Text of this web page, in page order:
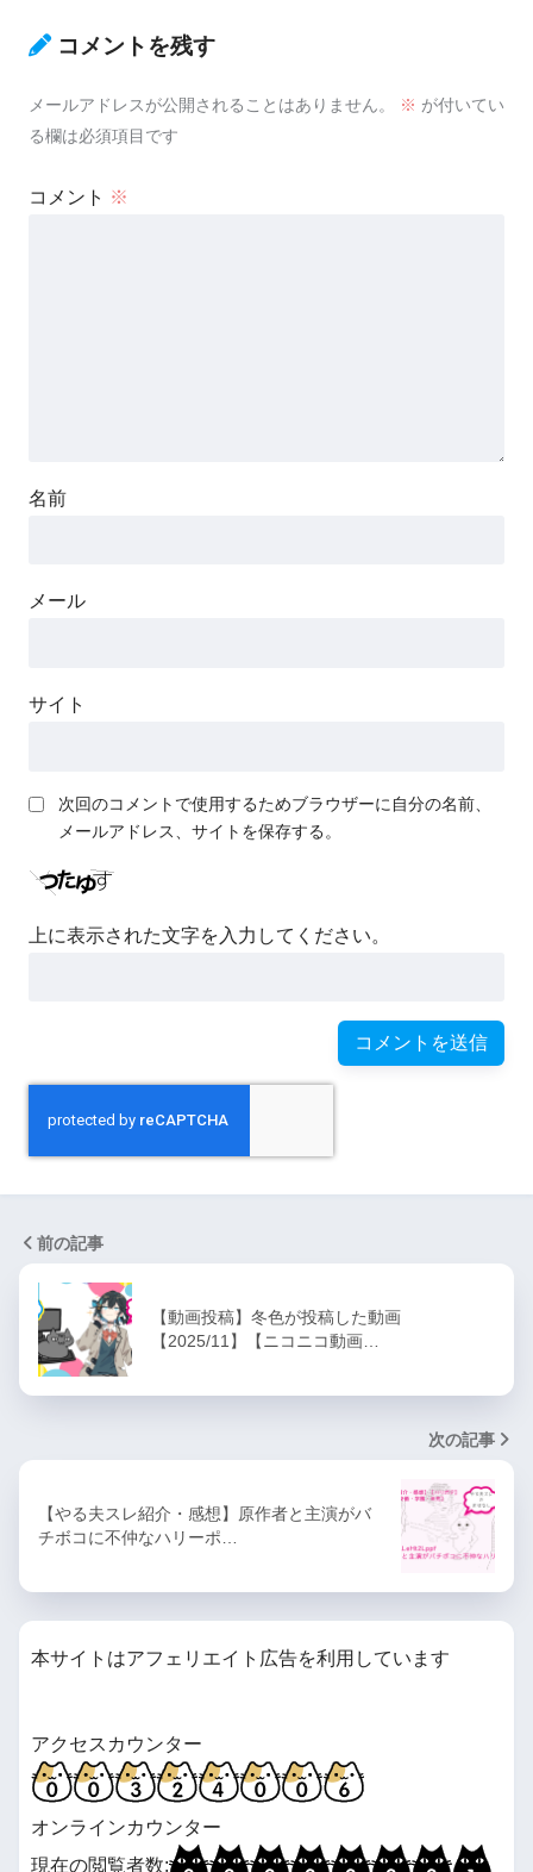
コメントを残す
メールアドレスが公開されることはありません。 ※ が付いてい
る欄は必須項目です
コメント ※
名前
メール
サイト
次回のコメントで使用するためブラウザーに自分の名前、
メールアドレス、サイトを保存する。
上に表示された文字を入力してください。
前の記事
【動画投稿】冬色が投稿した動画
【2025/11】【ニコニコ動画…
次の記事
【やる夫スレ紹介・感想】原作者と主演がバ
チボコに不仲なハリーポ…
本サイトはアフェリエイト広告を利用しています
アクセスカウンター
オンラインカウンター
現在の閲覧者数: